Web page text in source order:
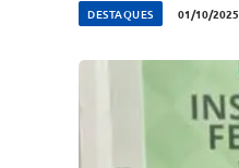
DESTAQUES 01/10/2025